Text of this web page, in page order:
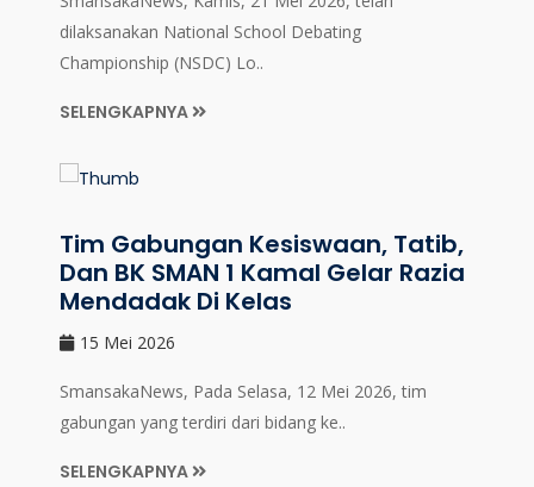
dilaksanakan National School Debating
Championship (NSDC) Lo..
SELENGKAPNYA
Tim Gabungan Kesiswaan, Tatib,
Dan BK SMAN 1 Kamal Gelar Razia
Mendadak Di Kelas
15 Mei 2026
SmansakaNews, Pada Selasa, 12 Mei 2026, tim
gabungan yang terdiri dari bidang ke..
SELENGKAPNYA